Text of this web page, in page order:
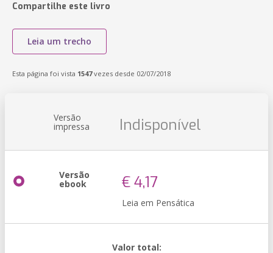
Compartilhe este livro
Leia um trecho
Esta página foi vista 1547vezes desde 02/07/2018
Versão
impressa Indisponível
Versão
ebook € 4,17
Leia em Pensática
Valor total: